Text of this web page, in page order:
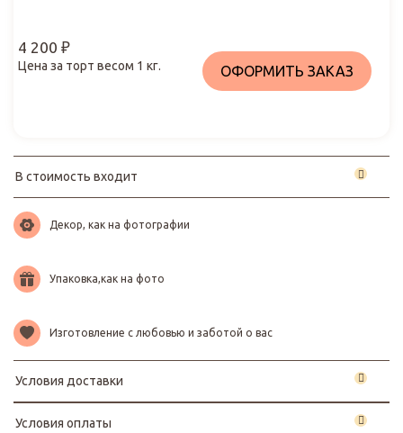
4 200 ₽
Цена за торт весом 1 кг. ОФОРМИТЬ ЗАКАЗ
В стоимость входит
Декор, как на фотографии
Упаковка,как на фото
Изготовление с любовью и заботой о вас
Условия доставки
Условия оплаты